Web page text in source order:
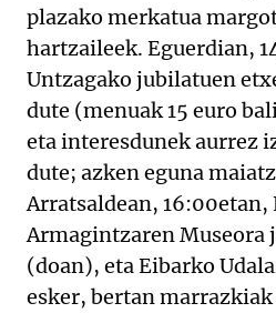
plazako merkatua
hartzaileek. Eguerdian,
Untzagako jubilatuen
dute (menuak 15 euro
eta interesdunek aurrez
dute; azken eguna
Arratsaldean, 16:00etan,
Armagintzaren Museora
(doan), eta Eibarko
esker, bertan